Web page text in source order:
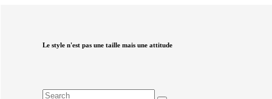
Le style n'est pas une taille mais une attitude